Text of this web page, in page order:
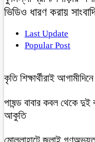
ভিডিও ধারণ করায়
Last Update
Popular Post
কৃতি শিক্ষার্থীরাই
পাষন্ড বাবার কবল থেকে
আকুতি